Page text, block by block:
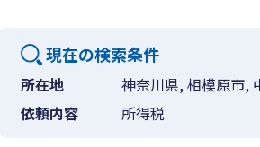
現在の検索条件
所在地
神奈川県, 相模原市,
依頼内容
所得税